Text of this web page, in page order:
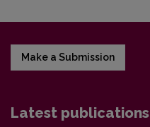
Make a Submission
Latest publications